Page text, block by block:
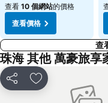
查看 10 個網站的價格
查看價格
查
珠海 其他 萬豪旅享
分享 放到收藏夾